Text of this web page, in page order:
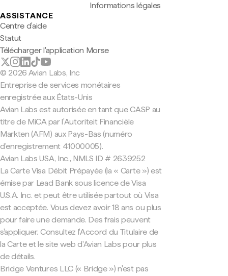
Informations légales
ASSISTANCE
Centre d'aide
Statut
Télécharger l'application Morse
© 2026 Avian Labs, Inc
Entreprise de services monétaires
enregistrée aux États-Unis
Avian Labs est autorisée en tant que CASP au
titre de MiCA par l'Autoriteit Financiële
Markten (AFM) aux Pays-Bas (numéro
d'enregistrement 41000005).
Avian Labs USA, Inc., NMLS ID # 2639252
La Carte Visa Débit Prépayée (la « Carte ») est
émise par Lead Bank sous licence de Visa
U.S.A. Inc. et peut être utilisée partout où Visa
est acceptée. Vous devez avoir 18 ans ou plus
pour faire une demande. Des frais peuvent
s'appliquer. Consultez l'Accord du Titulaire de
la Carte et le site web d'Avian Labs pour plus
de détails.
Bridge Ventures LLC (« Bridge ») n'est pas